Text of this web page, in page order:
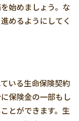
始めましょう。な
めるようにしてく
いる生命保険契約
保険金の一部もし
とができます。生